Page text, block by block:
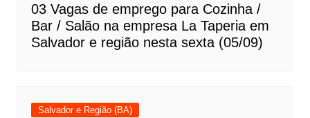
03 Vagas de emprego para Cozinha /
Bar / Salão na empresa La Taperia em
Salvador e região nesta sexta (05/09)
Salvador e Região (BA)